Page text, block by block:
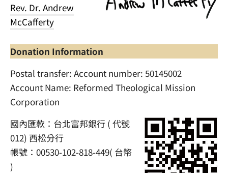
Rev. Dr. Andrew
McCafferty
Donation Information
Postal transfer: Account number: 50145002
Account Name: Reformed Theological Mission
Corporation
國內匯款：台北富邦銀行 ( 代號
012) 西松分行
帳號：00530-102-818-449( 台幣
)